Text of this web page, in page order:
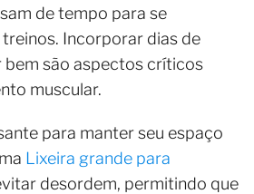
de tempo para se
Incorporar dias de
bem são aspectos críticos
muscular.
para manter seu espaço
Lixeira grande para
desordem, permitindo que